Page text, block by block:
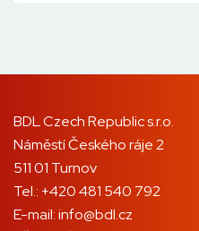
BDL Czech Republic s.r.o.
Náměstí Českého ráje 2
511 01 Turnov
Tel.: +420 481 540 792
E-mail:info@bdl.cz